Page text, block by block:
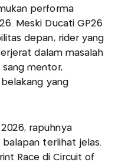
performa
Meski Ducati GP26
depan, rider yang
dalam masalah
sang mentor,
yang
rapuhnya
balapan terlihat jelas.
Race di Circuit of